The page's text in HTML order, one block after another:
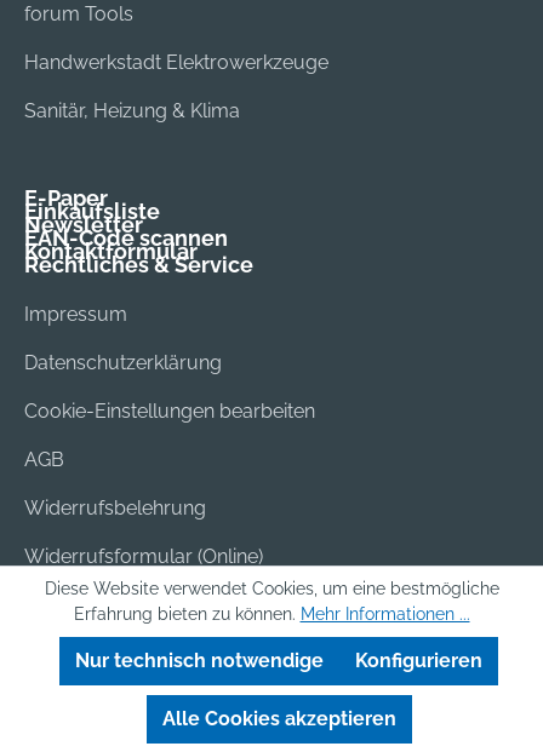
forum Tools
Handwerkstadt Elektrowerkzeuge
Sanitär, Heizung & Klima
E-Paper
Einkaufsliste
Newsletter
EAN-Code scannen
Kontaktformular
Rechtliches & Service
Impressum
Datenschutzerklärung
Cookie-Einstellungen bearbeiten
AGB
Widerrufsbelehrung
Widerrufsformular (Online)
Versand & Bezahlung
Batterieentsorgung
Diese Website verwendet Cookies, um eine bestmögliche
Erfahrung bieten zu können. Mehr Informationen ...
Nur technisch notwendige Konfigurieren
Alle Cookies akzeptieren